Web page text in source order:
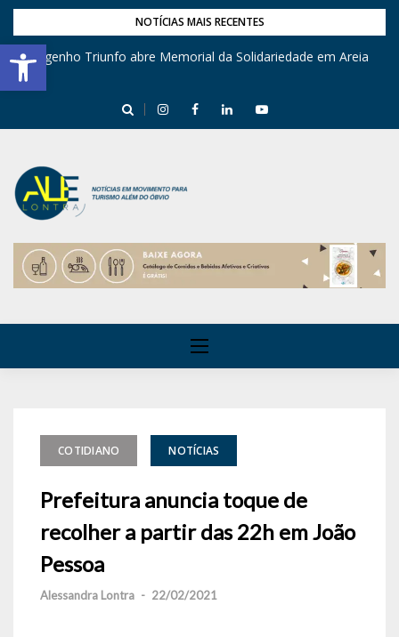
Barra de Ferramentas Aberta
NOTÍCIAS MAIS RECENTES
Engenho Triunfo abre Memorial da Solidariedade em Areia
COTIDIANO NOTÍCIAS
Prefeitura anuncia toque de
recolher a partir das 22h em João
Pessoa
Alessandra Lontra - 22/02/2021